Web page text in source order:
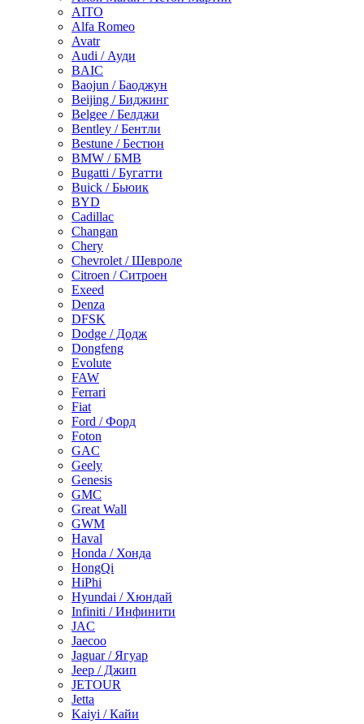
AITO
Alfa Romeo
Avatr
Audi / Ауди
BAIC
Baojun / Баоджун
Beijing / Биджинг
Belgee / Белджи
Bentley / Бентли
Bestune / Бестюн
BMW / БМВ
Bugatti / Бугатти
Buick / Бьюик
BYD
Cadillac
Changan
Chery
Chevrolet / Шевроле
Citroen / Ситроен
Exeed
Denza
DFSK
Dodge / Додж
Dongfeng
Evolute
FAW
Ferrari
Fiat
Ford / Форд
Foton
GAC
Geely
Genesis
GMC
Great Wall
GWM
Haval
Honda / Хонда
HongQi
HiPhi
Hyundai / Хюндай
Infiniti / Инфинити
JAC
Jaecoo
Jaguar / Ягуар
Jeep / Джип
JETOUR
Jetta
Kaiyi / Кайи